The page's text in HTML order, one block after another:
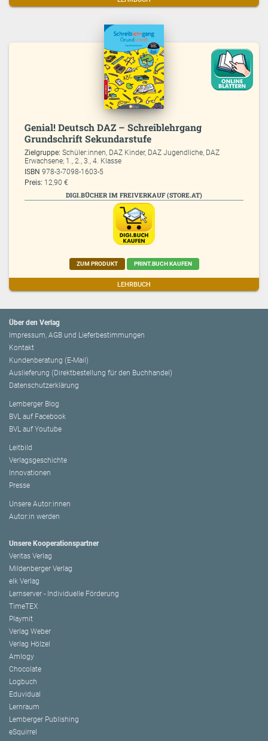
Genial! Deutsch DAZ – Schreiblehrgang
Grundschrift Sekundarstufe
Zielgruppe:Schüler:innen, DAZ Kinder, DAZ Jugendliche, DAZ
Erwachsene; 1., 2., 3., 4. Klasse
ISBN978-3-7098-1603-5
Preis: 12,90 €
DIGI.BÜCHER IM FREIVERKAUF (STORE.AT)
ZUM PRODUKT PRINT.BUCH KAUFEN
LEHRBUCH
Über den Verlag
Impressum, AGB und Lieferbestimmungen
Kontakt
Kundenberatung (E-Mail)
Auslieferung (Direktbestellung für den Buchhandel)
Datenschutzerklärung
Lemberger Blog
BVL auf Facebook
BVL auf Youtube
Leitbild
Verlagsgeschichte
Innovationen
Presse
Unsere Autor:innen
Autor:in werden
Unsere Kooperationspartner
Veritas Verlag
Mildenberger Verlag
elk Verlag
Lernserver - Individuelle Förderung
TimeTEX
Playmit
Verlag Weber
Verlag Hölzel
Amlogy
Chocolate
Logbuch
Eduvidual
Lernraum
Lemberger Publishing
eSquirrel